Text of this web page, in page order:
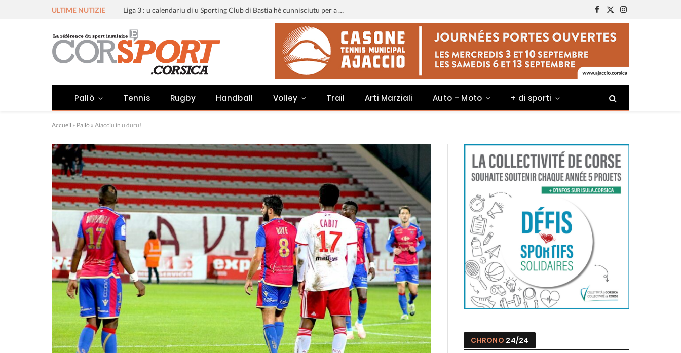
ULTIME NUTIZIE Liga 3 : u calendariu di u Sporting Club di Bastia hè cunnisciutu per a staghjoni 2026-2027
Facebook
X
(Twitter)
Instagram
Pallò Tennis Rugby Handball Volley Trail Arti Marziali Auto – Moto + di sporti
Accueil » Pallò » Aiacciu in u duru!
CHRONO 24/24